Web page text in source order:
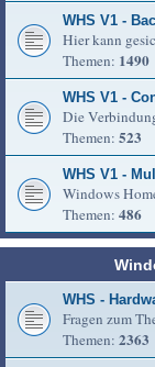
WHS V1 -
Hier kann
Themen: 1490
WHS V1 -
Die
Themen: 523
WHS V1 -
Windows
Themen: 486
WHS -
Fragen zum
Themen: 2363